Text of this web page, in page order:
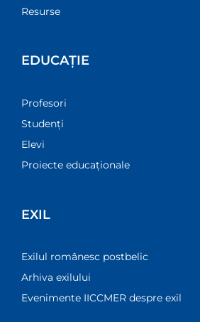
Resurse
EDUCAȚIE
Profesori
Studenți
Elevi
Proiecte educaționale
EXIL
Exilul românesc postbelic
Arhiva exilului
Evenimente IICCMER despre exil